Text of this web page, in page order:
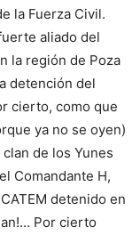
la Fuerza Civil.
aliado del
la región de Poza
detención del
cierto, como que
ya no se oyen)
de los Yunes
Comandante H,
detenido en
Por cierto